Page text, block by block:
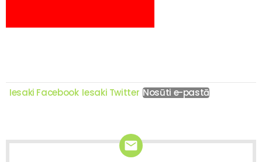
Iesaki Facebook Iesaki Twitter Nosūti e-pastā